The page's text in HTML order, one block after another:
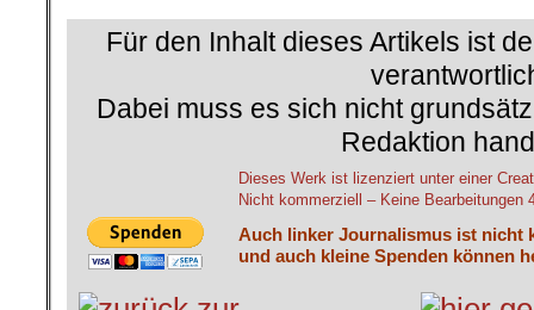
Für den Inhalt dieses Artikels ist
Dabei muss es sich nicht
Redaktion
Dieses Werk ist lizenziert unter einer
Nicht kommerziell – Keine Bearbeitungen
Auch linker Journalismus ist nicht
und auch kleine Spenden können